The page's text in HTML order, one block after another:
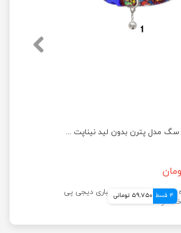
قلاده گردنی سگ مدل پترن بدون لید نیناپت سایز ۱
4 قسط 59,750 تومانی